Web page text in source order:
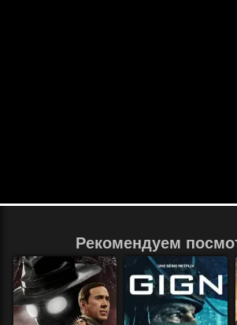
Рекомендуем